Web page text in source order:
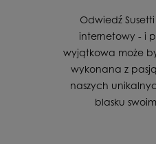
Odwiedź
internetowy - i
wyjątkowa może
wykonana z
naszych
blasku